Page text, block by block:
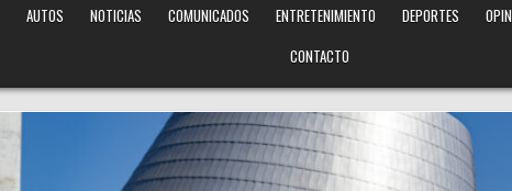
AUTOS NOTICIAS COMUNICADOS ENTRETENIMIENTO DEPORTES
CONTACTO